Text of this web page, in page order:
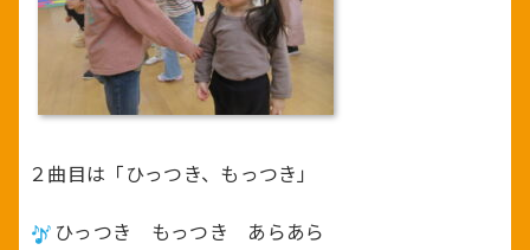
２曲目は「ひっつき、もっつき」
ひっつき もっつき あらあら